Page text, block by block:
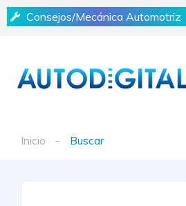
Consejos/Mecánica Automotriz
Inicio Buscar